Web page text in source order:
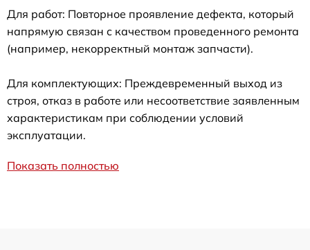
Для работ: Повторное проявление дефекта, который
напрямую связан с качеством проведенного ремонта
(например, некорректный монтаж запчасти).
Для комплектующих: Преждевременный выход из
строя, отказ в работе или несоответствие заявленным
характеристикам при соблюдении условий
эксплуатации.
Показать полностью